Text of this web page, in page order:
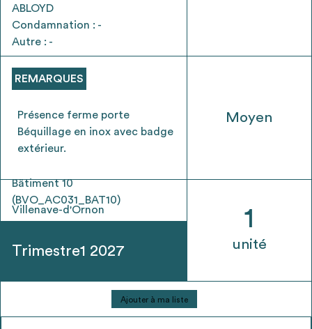
ABLOYD
Condamnation : -
Autre : -
REMARQUES
Présence ferme porte
Béquillage en inox avec badge
extérieur.
Bâtiment 10
(BVO_AC031_BAT10)
Villenave-d'Ornon
Trimestre1 2027
Moyen
1
unité
quantité
de
Ajouter à ma liste